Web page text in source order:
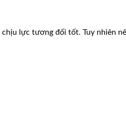
lực tương đối tốt. Tuy nhiên